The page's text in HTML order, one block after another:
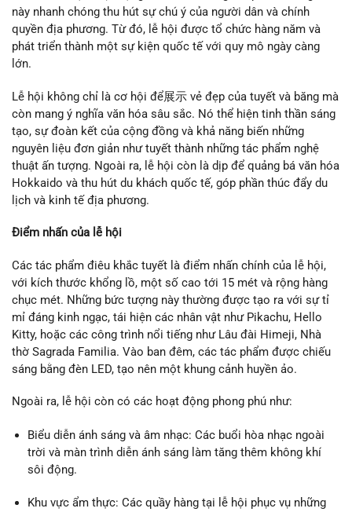
này nhanh chóng thu hút sự chú ý của người dân và chính
quyền địa phương. Từ đó, lễ hội được tổ chức hàng năm và
phát triển thành một sự kiện quốc tế với quy mô ngày càng
lớn.
Lễ hội không chỉ là cơ hội để展示 vẻ đẹp của tuyết và băng mà
còn mang ý nghĩa văn hóa sâu sắc. Nó thể hiện tinh thần sáng
tạo, sự đoàn kết của cộng đồng và khả năng biến những
nguyên liệu đơn giản như tuyết thành những tác phẩm nghệ
thuật ấn tượng. Ngoài ra, lễ hội còn là dịp để quảng bá văn hóa
Hokkaido và thu hút du khách quốc tế, góp phần thúc đẩy du
lịch và kinh tế địa phương.
Điểm nhấn của lễ hội
Các tác phẩm điêu khắc tuyết là điểm nhấn chính của lễ hội,
với kích thước khổng lồ, một số cao tới 15 mét và rộng hàng
chục mét. Những bức tượng này thường được tạo ra với sự tỉ
mỉ đáng kinh ngạc, tái hiện các nhân vật như Pikachu, Hello
Kitty, hoặc các công trình nổi tiếng như Lâu đài Himeji, Nhà
thờ Sagrada Familia. Vào ban đêm, các tác phẩm được chiếu
sáng bằng đèn LED, tạo nên một khung cảnh huyền ảo.
Ngoài ra, lễ hội còn có các hoạt động phong phú như:
Biểu diễn ánh sáng và âm nhạc: Các buổi hòa nhạc ngoài
trời và màn trình diễn ánh sáng làm tăng thêm không khí
sôi động.
Khu vực ẩm thực: Các quầy hàng tại lễ hội phục vụ những